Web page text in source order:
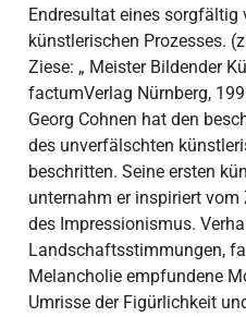
Endresultat eines sorgfältig
künstlerischen Prozesses.
Ziese: „ Meister Bildender
factumVerlag Nürnberg,
Georg Cohnen hat den
des unverfälschten
beschritten. Seine ersten
unternahm er inspiriert vom
des Impressionismus.
Landschaftsstimmungen,
Melancholie empfundene
Umrisse der Figürlichkeit